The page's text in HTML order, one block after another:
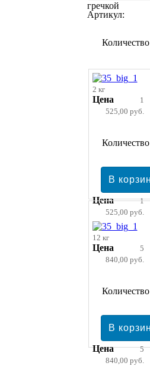
гречкой
Артикул:
2 кг
Цена
1
525,00 руб.
Цена
1
525,00 руб.
12 кг
Цена
5
840,00 руб.
Цена
5
840,00 руб.